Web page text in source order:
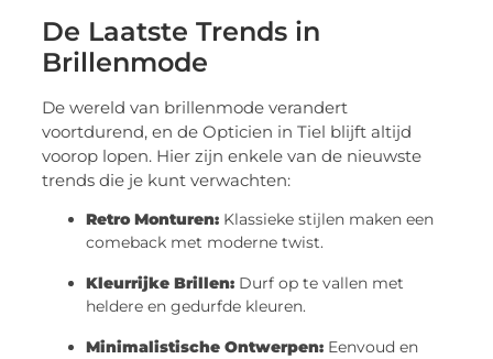
De Laatste Trends in
Brillenmode
De wereld van brillenmode verandert
voortdurend, en de Opticien in Tiel blijft altijd
voorop lopen. Hier zijn enkele van de nieuwste
trends die je kunt verwachten:
Retro Monturen: Klassieke stijlen maken een
comeback met moderne twist.
Kleurrijke Brillen: Durf op te vallen met
heldere en gedurfde kleuren.
Minimalistische Ontwerpen: Eenvoud en